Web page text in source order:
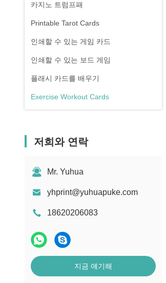
카지노 트럼프패
Printable Tarot Cards
인쇄할 수 있는 게임 카드
인쇄할 수 있는 보드 게임
플래시 카드를 배우기
Exercise Workout Cards
저희와 연락
Mr. Yuhua
yhprint@yuhuapuke.com
18620206083
지금 얘기해